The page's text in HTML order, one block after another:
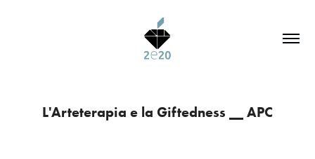
L'Arteterapia e la Giftedness __ APC